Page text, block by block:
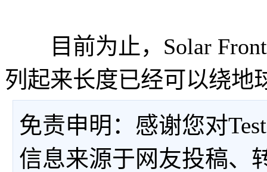
目前为止，Solar
列起来长度已经可以绕地
免责申明：感谢您对
信息来源于网友投稿、